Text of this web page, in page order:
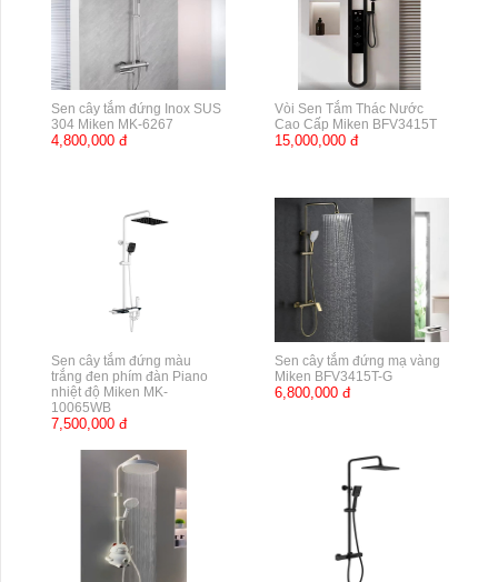
Sen cây tắm đứng Inox SUS
304 Miken MK-6267
4,800,000 đ
Vòi Sen Tắm Thác Nước
Cao Cấp Miken BFV3415T
15,000,000 đ
Sen cây tắm đứng màu
trắng đen phím đàn Piano
nhiệt độ Miken MK-
10065WB
7,500,000 đ
Sen cây tắm đứng mạ vàng
Miken BFV3415T-G
6,800,000 đ